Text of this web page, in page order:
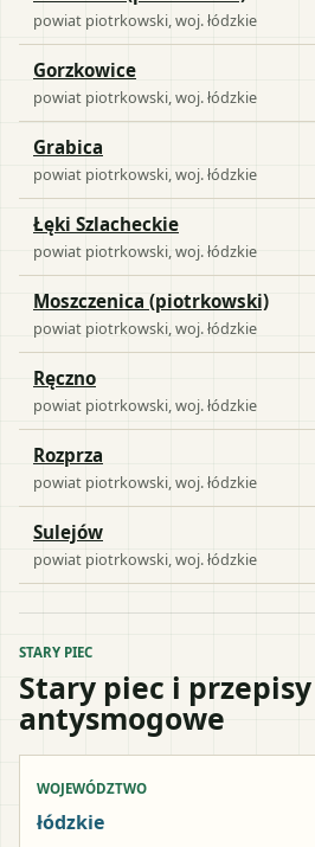
powiat piotrkowski , woj.łódzkie
Gorzkowice
powiat piotrkowski , woj.łódzkie
Grabica
powiat piotrkowski , woj.łódzkie
Łęki Szlacheckie
powiat piotrkowski , woj.łódzkie
Moszczenica (piotrkowski)
powiat piotrkowski , woj.łódzkie
Ręczno
powiat piotrkowski , woj.łódzkie
Rozprza
powiat piotrkowski , woj.łódzkie
Sulejów
powiat piotrkowski , woj.łódzkie
STARY PIEC
Stary piec i przepisy
antysmogowe
WOJEWÓDZTWO
łódzkie